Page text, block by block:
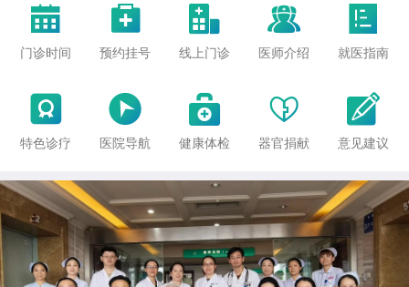

门诊时间

预约挂号

线上门诊

医师介绍

就医指南

特色诊疗

医院导航

健康体检

器官捐献

意见建议